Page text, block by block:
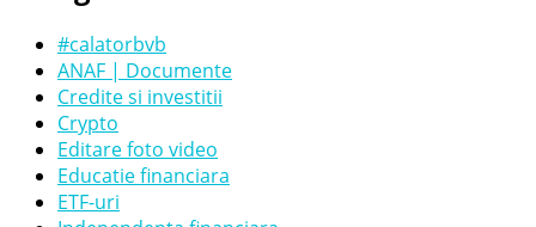
#calatorbvb
ANAF | Documente
Credite si investitii
Crypto
Editare foto video
Educatie financiara
ETF-uri